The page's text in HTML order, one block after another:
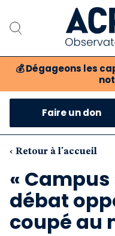
💰 Dégageons les
Notre
Nos
Faire un don
‹ Retour à l'accueil
«
débat
coupé au